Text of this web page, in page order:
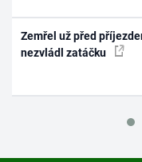
Zemřel už před
nezvládl zatáčku